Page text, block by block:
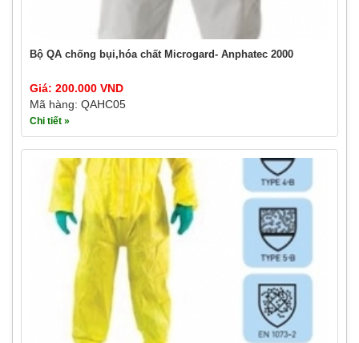
Bộ QA chống bụi,hóa chất Microgard- Anphatec 2000
Giá: 200.000 VND
Mã hàng: QAHC05
Chi tiết »